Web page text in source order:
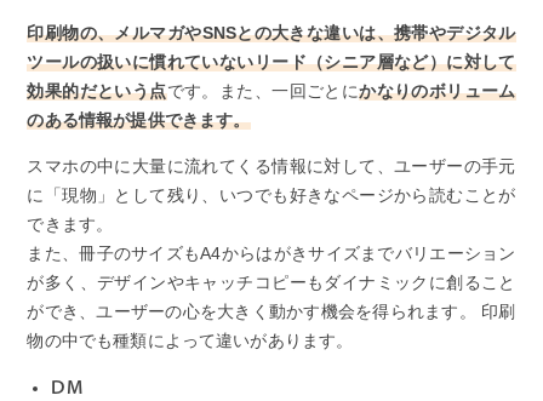
印刷物の、メルマガやSNSとの大きな違いは、携帯やデジタル
ツールの扱いに慣れていないリード（シニア層など）に対して
効果的だという点です。また、一回ごとにかなりのボリューム
のある情報が提供できます。
スマホの中に大量に流れてくる情報に対して、ユーザーの手元
に「現物」として残り、いつでも好きなページから読むことが
できます。
また、冊子のサイズもA4からはがきサイズまでバリエーション
が多く、デザインやキャッチコピーもダイナミックに創ること
ができ、ユーザーの心を大きく動かす機会を得られます。 印刷
物の中でも種類によって違いがあります。
DM